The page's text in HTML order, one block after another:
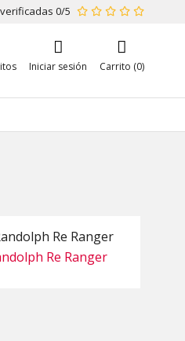
0/5
Iniciar sesión Carrito (0)
Re Ranger